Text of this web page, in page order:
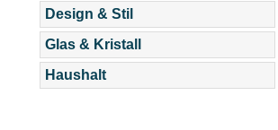
Design & Stil
Glas & Kristall
Haushalt